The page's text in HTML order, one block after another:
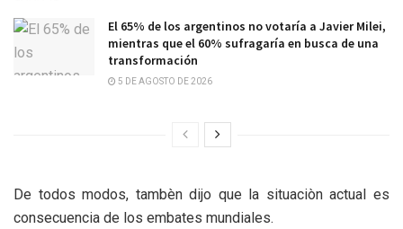
El 65% de los argentinos no votaría a Javier Milei,
mientras que el 60% sufragaría en busca de una
transformación
5 DE AGOSTO DE 2026
De todos modos, tambèn dijo que la situaciòn actual es
consecuencia de los embates mundiales.